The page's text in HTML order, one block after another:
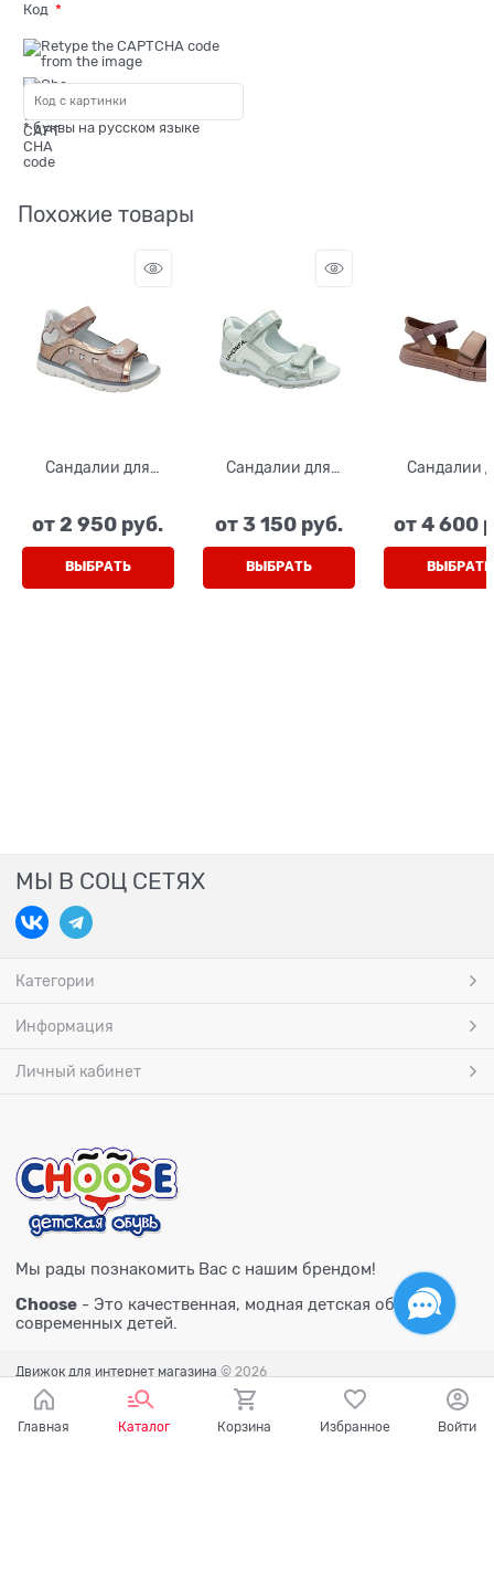
Код
* буквы на русском языке
Похожие товары
Сандалии для
липучках
от2 950 руб.
ВЫБРАТЬ
Сандалии для
белый, на липучках
от3 150 руб.
ВЫБРАТЬ
Сандалии
от4 600
ВЫБРАТЬ
МЫ В СОЦ СЕТЯХ
Категории
Информация
Личный кабинет
Мы рады познакомить Вас с нашим брендом!
Choose - Это качественная, модная детская обувь для
современных детей.
Движок для интернет магазина © 2026
Главная Каталог Корзина Избранное Войти